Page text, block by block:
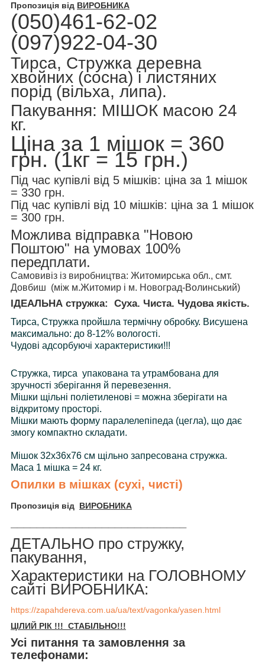
Пропозиція від ВИРОБНИКА
(050)461-62-02
(097)922-04-30
Тирса, Стружка деревна
хвойних (сосна) і листяних
порід (вільха, липа).
Пакування: МІШОК масою 24
кг.
Ціна за 1 мішок = 360
грн. (1кг = 15 грн.)
Під час купівлі від 5 мішків: ціна за 1 мішок
= 330 грн.
Під час купівлі від 10 мішків: ціна за 1 мішок
= 300 грн.
Можлива відправка "Новою
Поштою" на умовах 100%
передплати.
Самовивіз із виробництва: Житомирська обл., смт.
Довбиш (між м.Житомир і м. Новоград-Волинський)
ІДЕАЛЬНА стружка: Суха. Чиста. Чудова якість.
Тирса, Стружка пройшла термічну обробку. Висушена
максимально: до 8-12% вологості.
Чудові адсорбуючі характеристики!!!
Стружка, тирса упакована та утрамбована для
зручності зберігання й перевезення.
Мішки щільні поліетиленові = можна зберігати на
відкритому просторі.
Мішки мають форму паралелепіпеда (цегла), що дає
змогу компактно складати.
Мішок 32х36х76 см щільно запресована стружка.
Маса 1 мішка = 24 кг.
Опилки в мішках (сухі, чисті)
Пропозиція від ВИРОБНИКА
ДЕТАЛЬНО про стружку,
пакування,
Характеристики на ГОЛОВНОМУ
сайті ВИРОБНИКА:
https://zapahdereva.com.ua/ua/text/vagonka/yasen.html
ЦІЛИЙ РІК !!! СТАБІЛЬНО!!!
Усі питання та замовлення за
телефонами: